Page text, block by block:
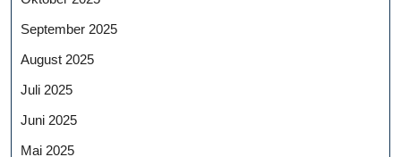
September 2025
August 2025
Juli 2025
Juni 2025
Mai 2025